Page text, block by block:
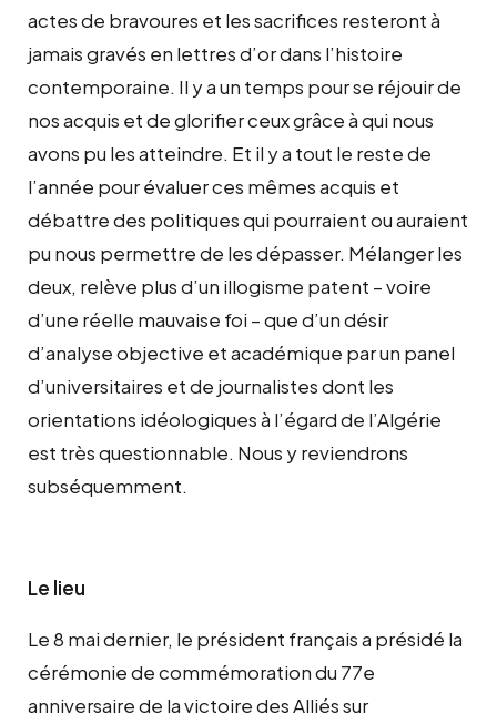
actes de bravoures et les sacrifices resteront à
jamais gravés en lettres d’or dans l’histoire
contemporaine. Il y a un temps pour se réjouir de
nos acquis et de glorifier ceux grâce à qui nous
avons pu les atteindre. Et il y a tout le reste de
l’année pour évaluer ces mêmes acquis et
débattre des politiques qui pourraient ou auraient
pu nous permettre de les dépasser. Mélanger les
deux, relève plus d’un illogisme patent – voire
d’une réelle mauvaise foi – que d’un désir
d’analyse objective et académique par un panel
d’universitaires et de journalistes dont les
orientations idéologiques à l’égard de l’Algérie
est très questionnable. Nous y reviendrons
subséquemment.
Le lieu
Le 8 mai dernier, le président français a présidé la
cérémonie de commémoration du 77e
anniversaire de la victoire des Alliés sur